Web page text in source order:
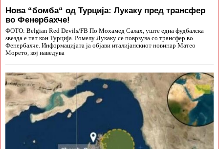
Нова “бомба“ од Турција: Лукаку пред трансфер
во Фенербахче!
ФОТО: Belgian Red Devils/FB По Мохамед Салах, уште една фудбалска
ѕвезда е пат кон Турција. Ромелу Лукаку се поврзува со трансфер во
Фенербахче. Информацијата ја објави италијанскиот новинар Матео
Морето, кој наведува